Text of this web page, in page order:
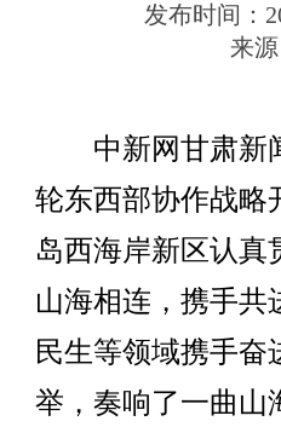
发布时间：
来源
中新网甘肃新闻
轮东西部协作战略
岛西海岸新区认真
山海相连，携手共
民生等领域携手奋
举，奏响了一曲山